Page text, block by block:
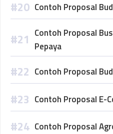
Contoh Proposal
Contoh Proposal
Pepaya
Contoh Proposal
Contoh Proposal E-
Contoh Proposal